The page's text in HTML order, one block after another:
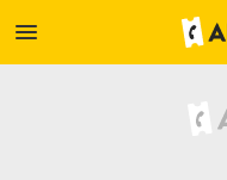
menu